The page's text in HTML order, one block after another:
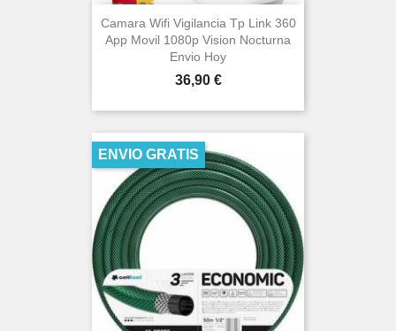
Camara Wifi Vigilancia Tp Link 360
App Movil 1080p Vision Nocturna
Envio Hoy
Precio
36,90 €
ENVIO GRATIS